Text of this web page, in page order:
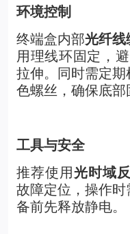
环境控制
终端盒内部光纤线
用理线环固定，
拉伸。同时需定
色螺丝，确保底部
工具与安全
推荐使用光时域
故障定位，操作
备前先释放静电。